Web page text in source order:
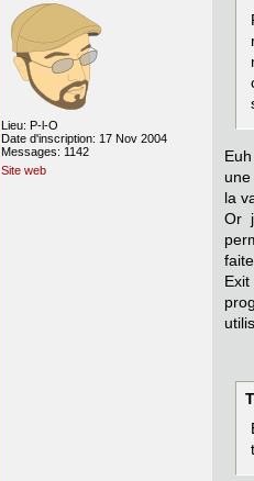
Lieu: P-l-O
Date d'inscription: 17 Nov 2004
Messages: 1142
Site web
la
Or